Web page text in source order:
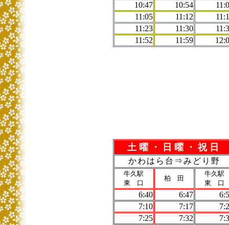
10:47
10:54
11:05
11:12
11:23
11:30
11:52
11:59
土曜・日曜・祝日
かわはら台⇒みどり野
牛久駅
東 口
柏 田
牛久駅
東 口
6:40 6:47
7:10
7:17
7:25
7:32